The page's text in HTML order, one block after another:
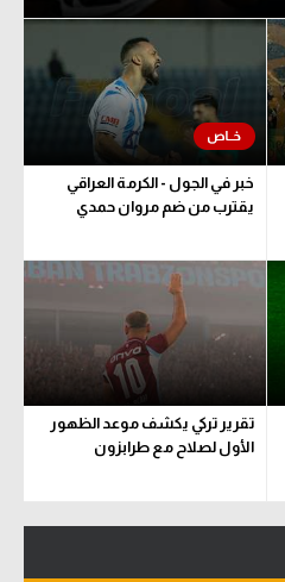
خبر في الجول - الكرمة العراقي
يقترب من ضم مروان حمدي
تقرير تركي يكشف موعد الظهور
الأول لصلاح مع طرابزون